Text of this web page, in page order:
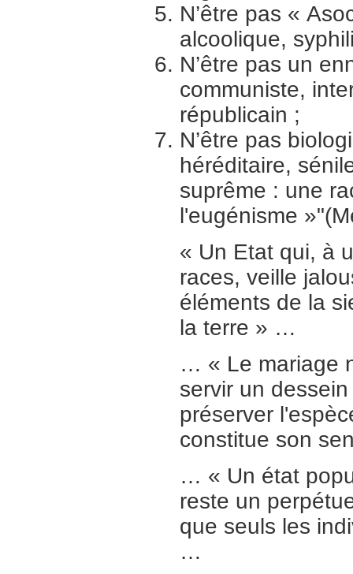
N’être pas «
alcoolique,
N’être pas un
communiste,
républicain ;
N’être pas
héréditaire,
suprême : une
l'eugénisme »
« Un Etat qui, à
races, veille
éléments de la
la terre » …
… « Le mariage
servir un
préserver
constitue son
… « Un état
reste un
que seuls les
…